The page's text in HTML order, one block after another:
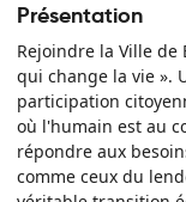
Présentation
Rejoindre la Ville de
qui change la vie ».
participation
où l'humain est au
répondre aux
comme ceux du